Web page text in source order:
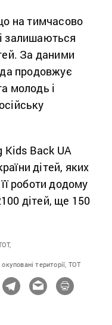
на тимчасово
залишаються
За даними
продовжує
молодь і
Kids Back UA
дітей, яких
роботи додому
дітей, ще 150
території, ТОТ